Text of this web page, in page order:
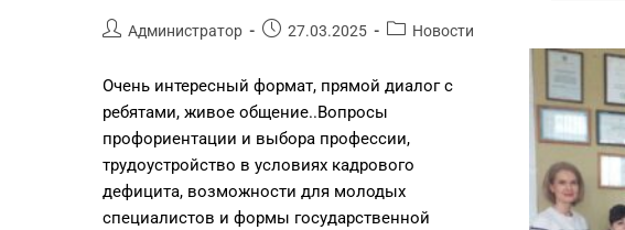
Администратор 27.03.2025 Новости
Очень интересный формат, прямой диалог с
ребятами, живое общение..Вопросы
профориентации и выбора профессии,
трудоустройство в условиях кадрового
дефицита, возможности для молодых
специалистов и формы государственной